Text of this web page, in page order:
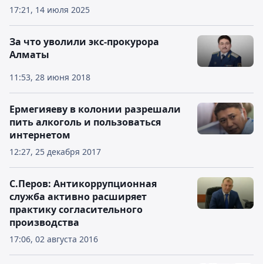
17:21, 14 июля 2025
11:53, 28 июня 2018
За что уволили экс-прокурора
Алматы
12:27, 25 декабря 2017
Ермегияеву в колонии разрешали
пить алкоголь и пользоваться
интернетом
17:06, 02 августа 2016
С.Перов: Антикоррупционная
служба активно расширяет
практику согласительного
производства